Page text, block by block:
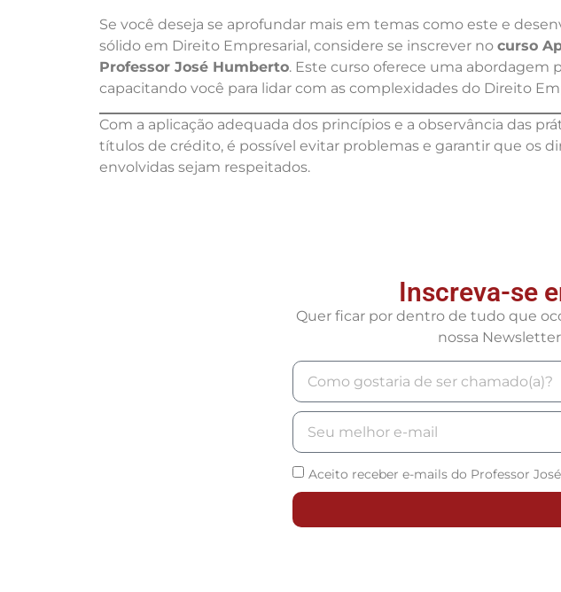
Se você deseja se aprofundar mais em temas como este e
sólido em Direito Empresarial, considere se inscrever no curso
Professor José Humberto. Este curso oferece uma abordagem
capacitando você para lidar com as complexidades do Direito
Com a aplicação adequada dos princípios e a observância das
títulos de crédito, é possível evitar problemas e garantir que os
envolvidas sejam respeitados.
Inscreva-se
Quer ficar por dentro de tudo que
nossa
Aceito receber e-mails do Professor